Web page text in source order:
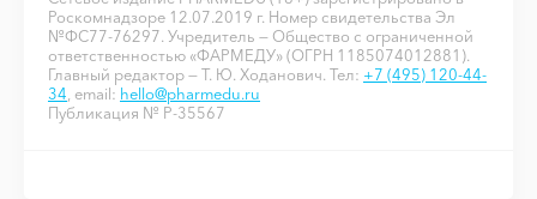
Роскомнадзоре 12.07.2019 г. Номер свидетельства Эл
№ФС77-76297. Учредитель — Общество с ограниченной
ответственностью «ФАРМЕДУ» (ОГРН 1185074012881).
Главный редактор — Т. Ю. Ходанович. Тел: +7 (495) 120-44-
34 , email: hello@pharmedu.ru
Публикация № P-35567